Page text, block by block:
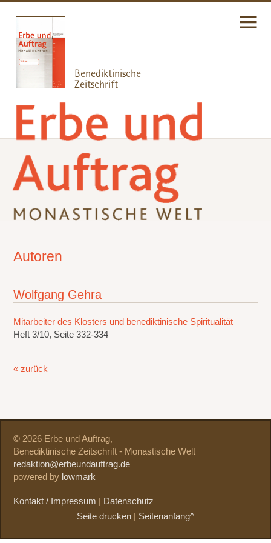
Autoren
Wolfgang Gehra
Mitarbeiter des Klosters und benediktinische Spiritualität
Heft 3/10, Seite 332-334
« zurück
© 2026 Erbe und Auftrag,
Benediktinische Zeitschrift - Monastische Welt
redaktion@erbeundauftrag.de
powered by lowmark
Kontakt / Impressum
Datenschutz
Seite drucken
Seitenanfang^